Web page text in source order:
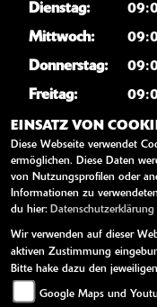
Dienstag:
Mittwoch:
Donnerstag:
Freitag:
Samstag:
Sonntag:
WEITERE LINKS
Kawasaki News
Kawasaki Handbücher
Kawasaki Bekleidung
EINSATZ VON
Diese Webseite verwendet
ermöglichen. Diese Daten
von Nutzungsprofilen oder
Informationen zu
du hier: Datenschutzerklärung
Wir verwenden auf dieser
aktiven Zustimmung
Bitte hake dazu den
Google Maps und